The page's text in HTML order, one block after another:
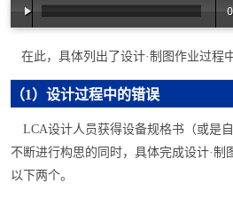
在此，具体列出了设计·制 图作业过程
（1）设计过程中的错误
LCA设计人员获得设备规格书 （或是
不断进行构思的同时，具体完成设计·制
以下两个。